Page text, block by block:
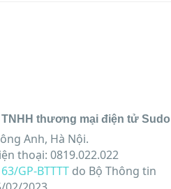
thương mại điện tử Sudo
Anh, Hà Nội.
thoại: 0819.022.022
63/GP-BTTTT do Bộ Thông tin